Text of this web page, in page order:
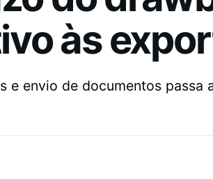
às
e envio de documentos